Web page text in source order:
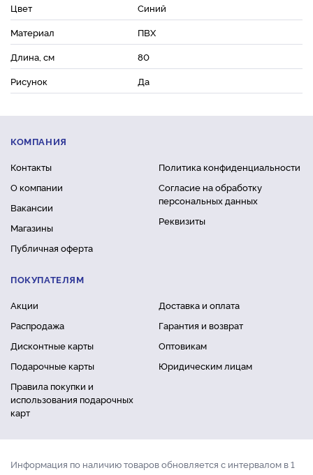
Цвет
Синий
Материал
ПВХ
Длина, см
80
Рисунок
Да
КОМПАНИЯ
Контакты
О компании
Вакансии
Магазины
Публичная оферта
Политика конфиденциальности
Согласие на обработку
персональных данных
Реквизиты
ПОКУПАТЕЛЯМ
Акции
Распродажа
Дисконтные карты
Подарочные карты
Правила покупки и
использования подарочных
карт
Доставка и оплата
Гарантия и возврат
Оптовикам
Юридическим лицам
Информация по наличию товаров обновляется с интервалом в 1